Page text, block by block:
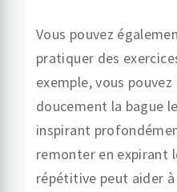
Vous pouvez
pratiquer des
exemple, vous
doucement la bague
inspirant
remonter en expirant
répétitive peut aider